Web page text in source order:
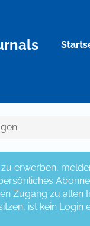
erwerben,
Zugang zu allen
ist kein